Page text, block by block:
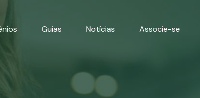
Guias Notícias Associe-se